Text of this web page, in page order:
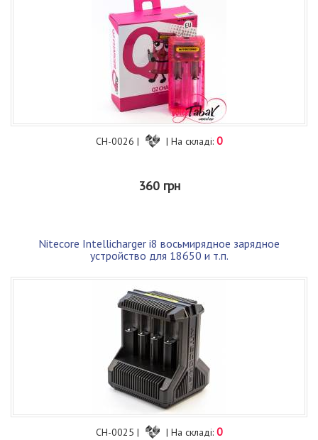
CH-0026 | | На складі: 0
360 грн
Nitecore Intellicharger i8 восьмирядное зарядное
устройство для 18650 и т.п.
CH-0025 | | На складі: 0